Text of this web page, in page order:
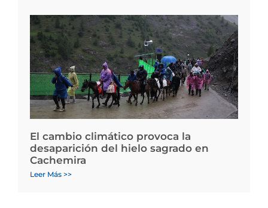
El cambio climático provoca la
desaparición del hielo sagrado en
Cachemira
Leer Más >>